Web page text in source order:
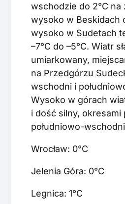
wschodzie do 2°C na
wysoko w Beskidach
wysoko w Sudetach
–7°C do –5°C. Wiatr
umiarkowany,
na Przedgórzu
wschodni i
Wysoko w górach
i dość silny, okresami
południowo-
Wrocław: 0°C
Jelenia Góra:
Legnica: 1°C